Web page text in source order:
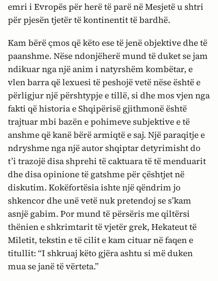
emri i Evropës për herë të parë në Mesjetë u shtri
për pjesën tjetër të kontinentit të bardhë.
Kam bërë çmos që këto ese të jenë objektive dhe të
paanshme. Nëse ndonjëherë mund të duket se jam
ndikuar nga një anim i natyrshëm kombëtar, e
vlen barra që lexuesi të peshojë vetë nëse është e
përligjur një përshtypje e tillë, si dhe mos vjen nga
fakti që historia e Shqipërisë gjithmonë është
trajtuar mbi bazën e pohimeve subjektive e të
anshme që kanë bërë armiqtë e saj. Një paraqitje e
ndryshme nga një autor shqiptar detyrimisht do
t’i trazojë disa shprehi të caktuara të të menduarit
dhe disa opinione të gatshme për çështjet në
diskutim. Kokëfortësia ishte një qëndrim jo
shkencor dhe unë vetë nuk pretendoj se s’kam
asnjë gabim. Por mund të përsëris me qiltërsi
thënien e shkrimtarit të vjetër grek, Hekateut të
Miletit, tekstin e të cilit e kam cituar në faqen e
titullit: “I shkruaj këto gjëra ashtu si më duken
mua se janë të vërteta.”